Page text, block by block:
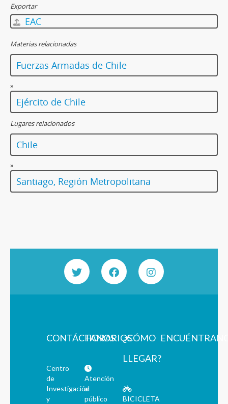
Exportar
EAC
Materias relacionadas
Fuerzas Armadas de Chile
»
Ejército de Chile
Lugares relacionados
Chile
»
Santiago, Región Metropolitana
CONTÁCTANOS
Centro
de
Investigación
y
HORARIOS
Atención
al
público
¿CÓMO
LLEGAR?
BICICLETA